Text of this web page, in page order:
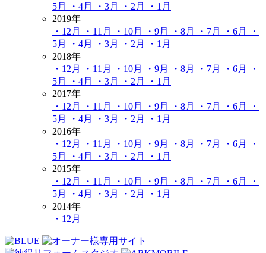
5月
・4月 ・3月 ・2月
・1月
2019年
・12月
・11月 ・10月 ・9月 ・8月 ・7月 ・6月
・
5月
・4月 ・3月 ・2月
・1月
2018年
・12月
・11月 ・10月 ・9月 ・8月 ・7月 ・6月
・
5月
・4月 ・3月 ・2月
・1月
2017年
・12月
・11月 ・10月 ・9月 ・8月 ・7月 ・6月
・
5月
・4月 ・3月 ・2月
・1月
2016年
・12月
・11月 ・10月 ・9月 ・8月 ・7月 ・6月
・
5月
・4月 ・3月 ・2月
・1月
2015年
・12月
・11月 ・10月 ・9月 ・8月 ・7月 ・6月
・
5月
・4月 ・3月 ・2月
・1月
2014年
・12月